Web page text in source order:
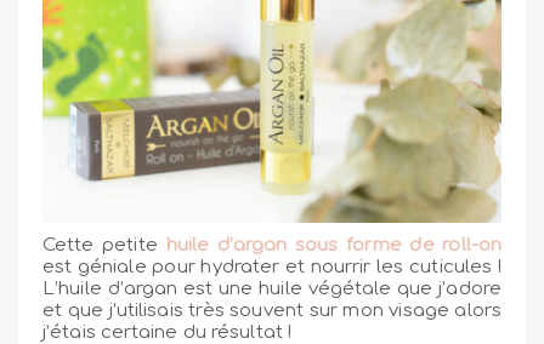
Cette petite huile d’argan sous forme de roll-on
est géniale pour hydrater et nourrir les cuticules !
L’huile d’argan est une huile végétale que j’adore
et que j’utilisais très souvent sur mon visage alors
j’étais certaine du résultat !